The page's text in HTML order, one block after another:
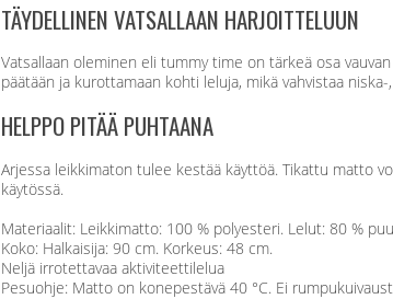
TÄYDELLINEN VATSALLAAN HARJOITTELUUN
Vatsallaan oleminen eli tummy time on tärkeä osa
päätään ja kurottamaan kohti leluja, mikä vahvistaa
HELPPO PITÄÄ PUHTAANA
Arjessa leikkimaton tulee kestää käyttöä. Tikattu matto
käytössä.
Materiaalit: Leikkimatto: 100 % polyesteri. Lelut: 80 %
Koko: Halkaisija: 90 cm. Korkeus: 48 cm.
Neljä irrotettavaa aktiviteettilelua
Pesuohje: Matto on konepestävä 40 °C. Ei